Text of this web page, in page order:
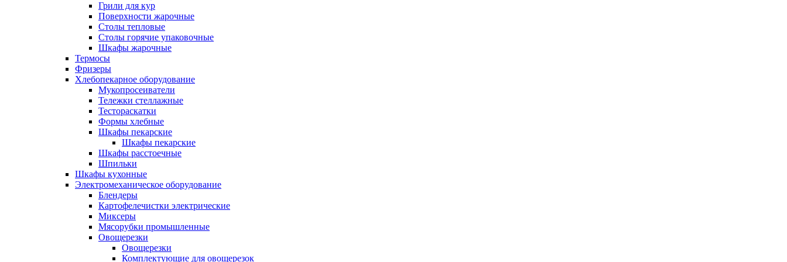
Грили для кур
Поверхности жарочные
Столы тепловые
Столы горячие упаковочные
Шкафы жарочные
Термосы
Фризеры
Хлебопекарное оборудование
Мукопросеиватели
Тележки стеллажные
Тестораскатки
Формы хлебные
Шкафы пекарские
Шкафы пекарские
Шкафы расстоечные
Шпильки
Шкафы кухонные
Электромеханическое оборудование
Блендеры
Картофелечистки электрические
Миксеры
Мясорубки промышленные
Овощерезки
Овощерезки
Комплектующие для овощерезок